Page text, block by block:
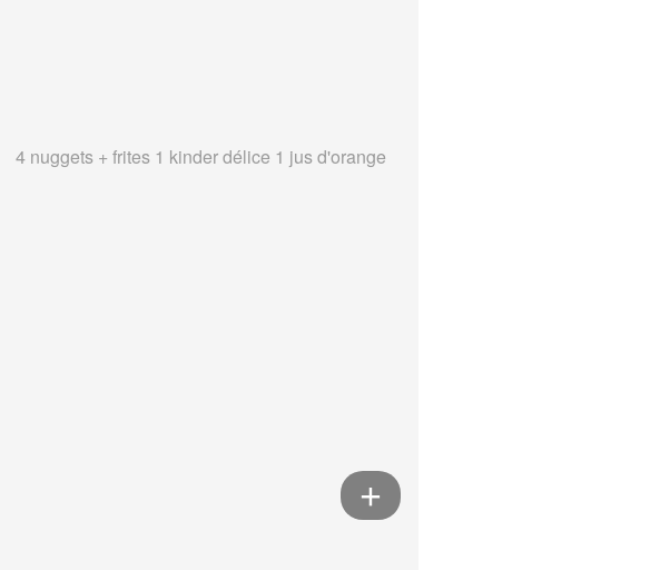
4 nuggets + frites 1 kinder délice 1 jus d'orange